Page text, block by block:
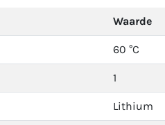
Waarde
60 °C
1
Lithium